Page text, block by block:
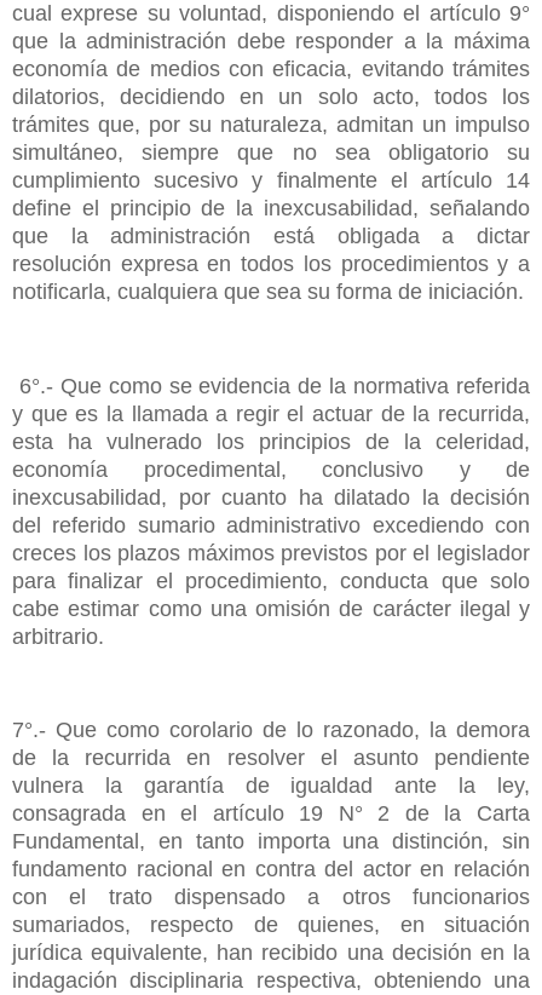
cual exprese su voluntad, disponiendo el artículo 9°
que la administración debe responder a la máxima
economía de medios con eficacia, evitando trámites
dilatorios, decidiendo en un solo acto, todos los
trámites que, por su naturaleza, admitan un impulso
simultáneo, siempre que no sea obligatorio su
cumplimiento sucesivo y finalmente el artículo 14
define el principio de la inexcusabilidad, señalando
que la administración está obligada a dictar
resolución expresa en todos los procedimientos y a
notificarla, cualquiera que sea su forma de iniciación.
6°.- Que como se evidencia de la normativa referida
y que es la llamada a regir el actuar de la recurrida,
esta ha vulnerado los principios de la celeridad,
economía procedimental, conclusivo y de
inexcusabilidad, por cuanto ha dilatado la decisión
del referido sumario administrativo excediendo con
creces los plazos máximos previstos por el legislador
para finalizar el procedimiento, conducta que solo
cabe estimar como una omisión de carácter ilegal y
arbitrario.
7°.- Que como corolario de lo razonado, la demora
de la recurrida en resolver el asunto pendiente
vulnera la garantía de igualdad ante la ley,
consagrada en el artículo 19 N° 2 de la Carta
Fundamental, en tanto importa una distinción, sin
fundamento racional en contra del actor en relación
con el trato dispensado a otros funcionarios
sumariados, respecto de quienes, en situación
jurídica equivalente, han recibido una decisión en la
indagación disciplinaria respectiva, obteniendo una